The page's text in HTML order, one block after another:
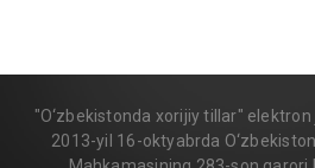
"O‘zbekistonda xorijiy tillar"
2013-yil 16-oktyabrda